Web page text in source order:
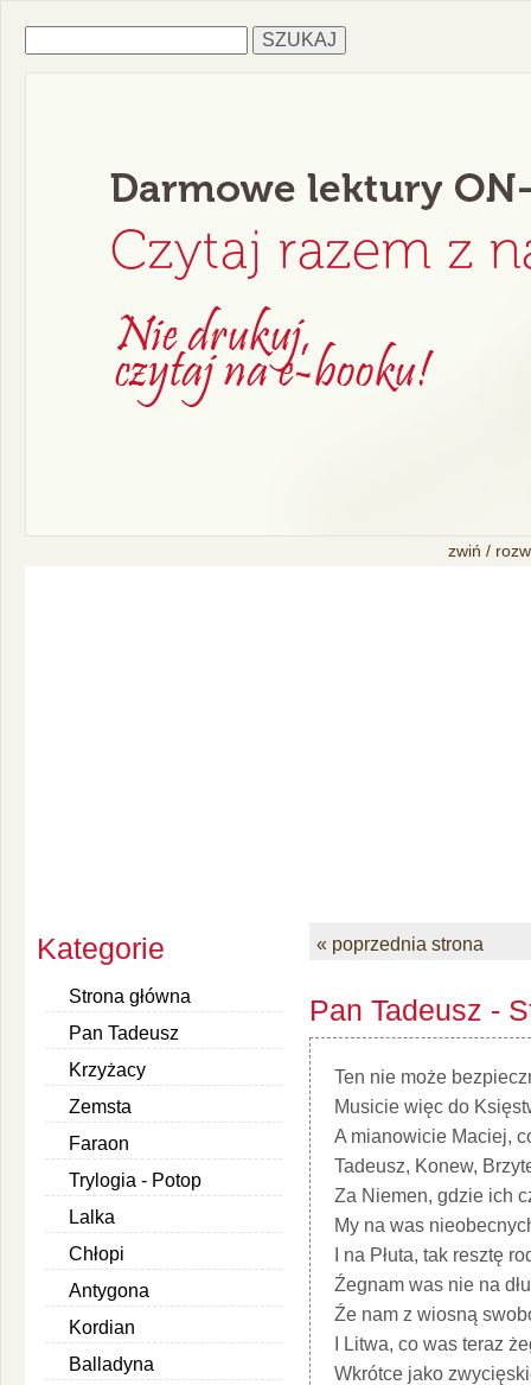
zwiń /
Kategorie
Strona główna
Pan Tadeusz
Krzyżacy
Zemsta
Faraon
Trylogia - Potop
Lalka
Chłopi
Antygona
Kordian
Balladyna
« poprzednia strona
Pan Tadeusz -
Ten nie może
Musicie więc do
A mianowicie Maciej,
Tadeusz, Konew,
Za Niemen, gdzie ich
My na was
I na Płuta, tak resztę
Źegnam was nie na
Źe nam z wiosną
I Litwa, co was teraz
Wkrótce jako